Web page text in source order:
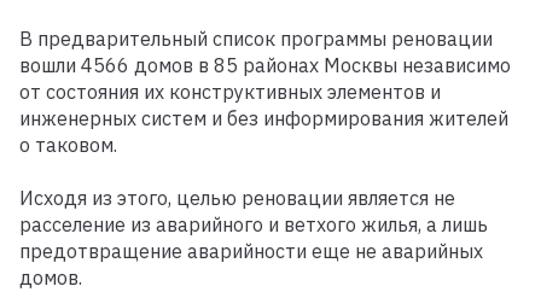
В предварительный список программы реновации
вошли 4566 домов в 85 районах Москвы независимо
от состояния их конструктивных элементов и
инженерных систем и без информирования жителей
о таковом.
Исходя из этого, целью реновации является не
расселение из аварийного и ветхого жилья, а лишь
предотвращение аварийности еще не аварийных
домов.